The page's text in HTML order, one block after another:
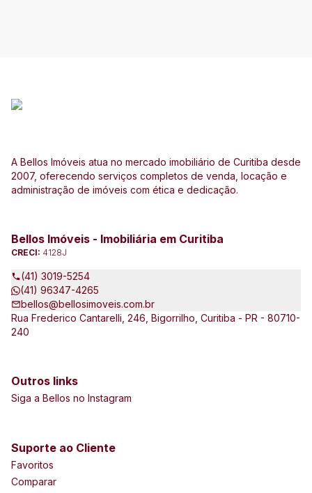
A Bellos Imóveis atua no mercado imobiliário de Curitiba desde
2007, oferecendo serviços completos de venda, locação e
administração de imóveis com ética e dedicação.
Bellos Imóveis - Imobiliária em Curitiba
CRECI: 4128J
(41) 3019-5254
(41) 96347-4265
bellos@bellosimoveis.com.br
Rua Frederico Cantarelli, 246, Bigorrilho, Curitiba - PR - 80710-
240
Outros links
Siga a Bellos no Instagram
Suporte ao Cliente
Favoritos
Comparar